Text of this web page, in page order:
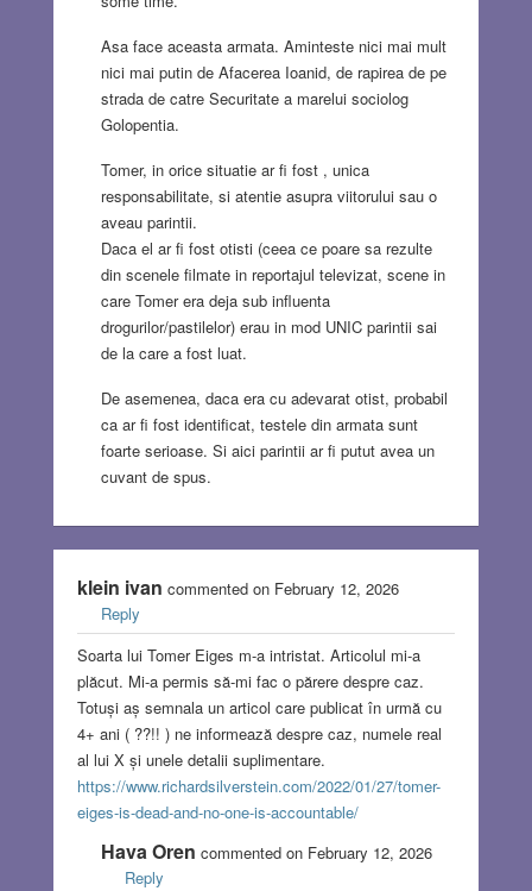
Asa face aceasta armata. Aminteste nici mai mult
nici mai putin de Afacerea Ioanid, de rapirea de pe
strada de catre Securitate a marelui sociolog
Golopentia.
Tomer, in orice situatie ar fi fost , unica
responsabilitate, si atentie asupra viitorului sau o
aveau parintii.
Daca el ar fi fost otisti (ceea ce poare sa rezulte
din scenele filmate in reportajul televizat, scene in
care Tomer era deja sub influenta
drogurilor/pastilelor) erau in mod UNIC parintii sai
de la care a fost luat.
De asemenea, daca era cu adevarat otist, probabil
ca ar fi fost identificat, testele din armata sunt
foarte serioase. Si aici parintii ar fi putut avea un
cuvant de spus.
klein ivan commented on February 12, 2026
Reply
Soarta lui Tomer Eiges m-a intristat. Articolul mi-a
plăcut. Mi-a permis să-mi fac o părere despre caz.
Totuși aș semnala un articol care publicat în urmă cu
4+ ani ( ??!! ) ne informează despre caz, numele real
al lui X și unele detalii suplimentare.
https://www.richardsilverstein.com/2022/01/27/tomer-
eiges-is-dead-and-no-one-is-accountable/
Hava Oren commented on February 12, 2026
Reply